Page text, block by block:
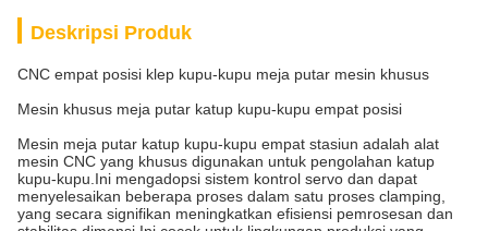
Deskripsi Produk
CNC empat posisi klep kupu-kupu meja putar mesin khusus
Mesin khusus meja putar katup kupu-kupu empat posisi
Mesin meja putar katup kupu-kupu empat stasiun adalah alat
mesin CNC yang khusus digunakan untuk pengolahan katup
kupu-kupu.Ini mengadopsi sistem kontrol servo dan dapat
menyelesaikan beberapa proses dalam satu proses clamping,
yang secara signifikan meningkatkan efisiensi pemrosesan dan